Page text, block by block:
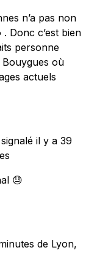
n’a pas non
Donc c’est bien
personne
Bouygues où
actuels
il y a 39
😓
de Lyon,